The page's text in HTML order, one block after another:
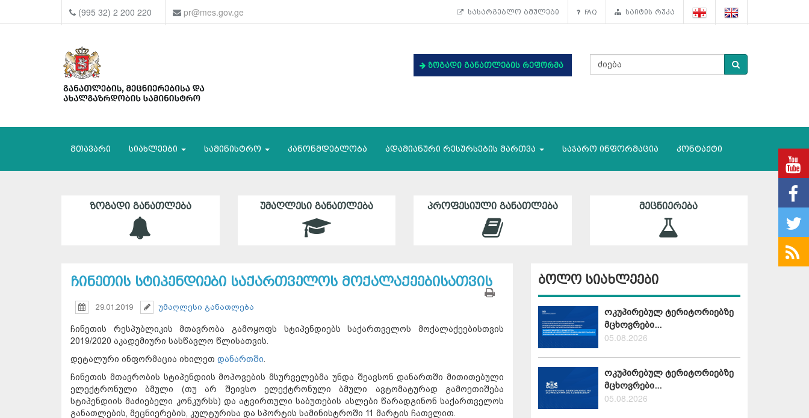
(995 32) 2 200 220 pr@mes.gov.ge სასარგებლო ბმულები FAQ საიტის რუკა
ზოგადი განათლების რეფორმა
მთავარი სიახლეები სამინისტრო კანონმდებლობა ადამიანური რესურსების მართვა საჯარო ინფორმაცია კონტაქტი
ᲖᲝᲒᲐᲓᲘ ᲒᲐᲜᲐᲗᲚᲔᲑᲐ ᲣᲛᲐᲦᲚᲔᲡᲘ ᲒᲐᲜᲐᲗᲚᲔᲑᲐ ᲞᲠᲝᲤᲔᲡᲘᲣᲚᲘ ᲒᲐᲜᲐᲗᲚᲔᲑᲐ ᲛᲔᲪᲜᲘᲔᲠᲔᲑᲐ
ჩინეთის სტიპენდიები საქართველოს მოქალაქეებისათვის
29.01.2019 უმაღლესი განათლება
ჩინეთის რესპუბლიკის მთავრობა გამოყოფს სტიპენდიებს საქართველოს მოქალაქეებისთვის
2019/2020 აკადემიური სასწავლო წლისათვის.
დეტალური ინფორმაცია იხილეთ დანართში.
ჩინეთის მთავრობის სტიპენდიის მოპოვების მსურველებმა უნდა შეავსონ დანართში მითითებული
ელექტრონული ბმული (თუ არ შეივსო ელექტრონული ბმული ავტომატურად გამოეთიშება
სტიპენდიის მაძიებელი კონკურსს) და ატვირთული საბუთების ასლები წარადგინონ საქართველოს
განათლების, მეცნიერების, კულტურისა და სპორტის სამინისტროში 11 მარტის ჩათვლით.
ბოლო სიახლეები
ოკუპირებულ ტერიტორიებზე
მცხოვრები...
05.08.2026
ოკუპირებულ ტერიტორიებზე
მცხოვრები...
05.08.2026